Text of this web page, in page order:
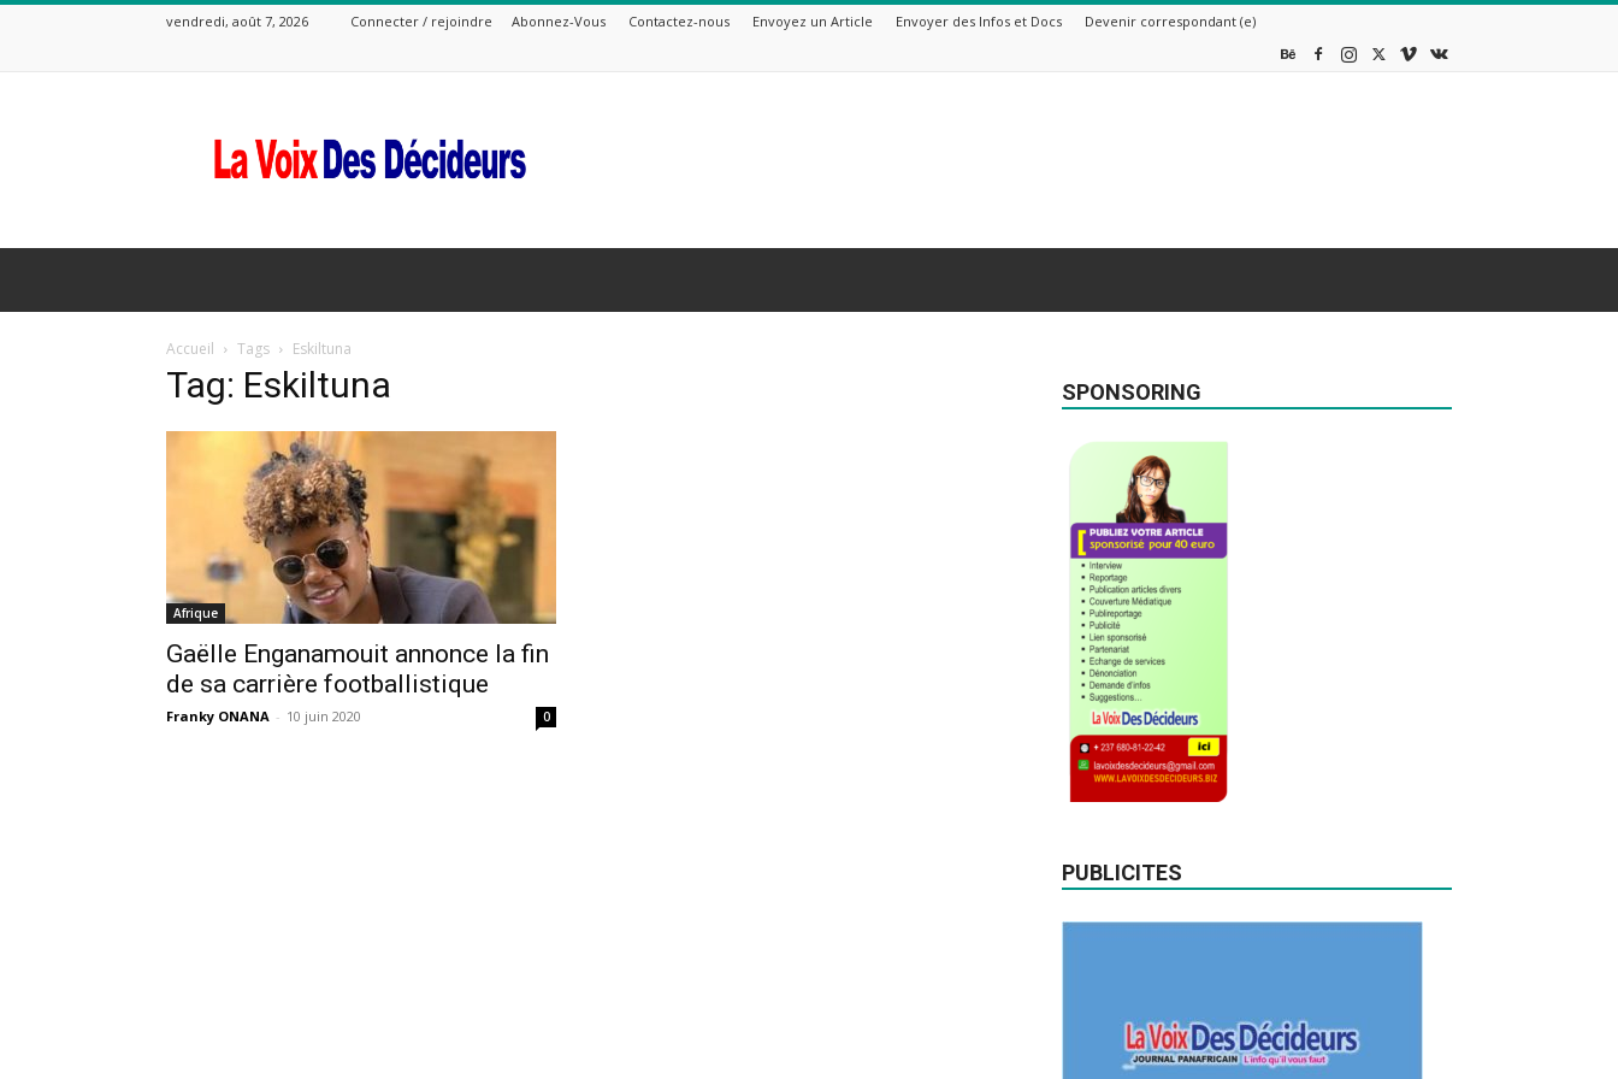
vendredi, août 7, 2026 Connecter / rejoindre Abonnez-Vous Contactez-nous Envoyez un Article Envoyer des Infos et Docs Devenir correspondant (e)
Voix
Des
Accueil Tags Eskiltuna
Tag: Eskiltuna
Afrique
Gaëlle Enganamouit annonce la fin
de sa carrière footballistique
Franky ONANA - 10 juin 2020 0
SPONSORING
PUBLICITES